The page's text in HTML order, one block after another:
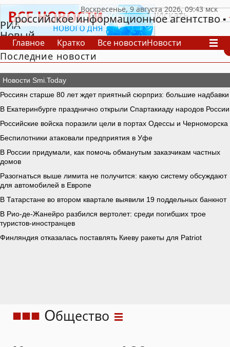
РИА
Новый
День
российское информационное агентство
Главное Кратко Все новостиНовости
В России
В мире
СпецпроектыПроекты Архив
Последние новости
Общество